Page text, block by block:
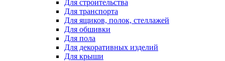
Для строительства
Для транспорта
Для ящиков, полок, стеллажей
Для обшивки
Для пола
Для декоративных изделий
Для крыши